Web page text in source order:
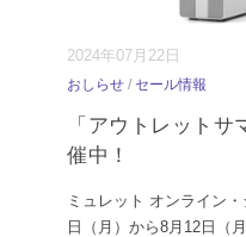
2024年07月22日
おしらせ / セール情報
「アウトレット
催中！
ミュレット オンライン
日（月）から8月12日（